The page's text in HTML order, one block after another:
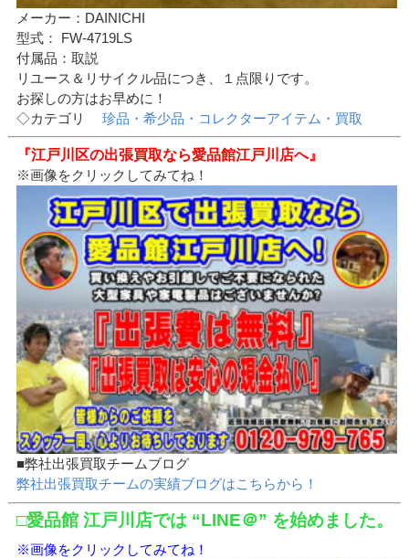
メーカー：DAINICHI
型式： FW-4719LS
付属品：取説
リユース＆リサイクル品につき、１点限りです。
お探しの方はお早めに！
◇カテゴリ珍品・希少品・コレクターアイテム・買取
『江戸川区の出張買取なら愛品館江戸川店へ』
※画像をクリックしてみてね！
■弊社出張買取チームブログ
弊社出張買取チームの実績ブログはこちらから！
□愛品館 江戸川店では “LINE＠” を始めました。
※画像をクリックしてみてね！